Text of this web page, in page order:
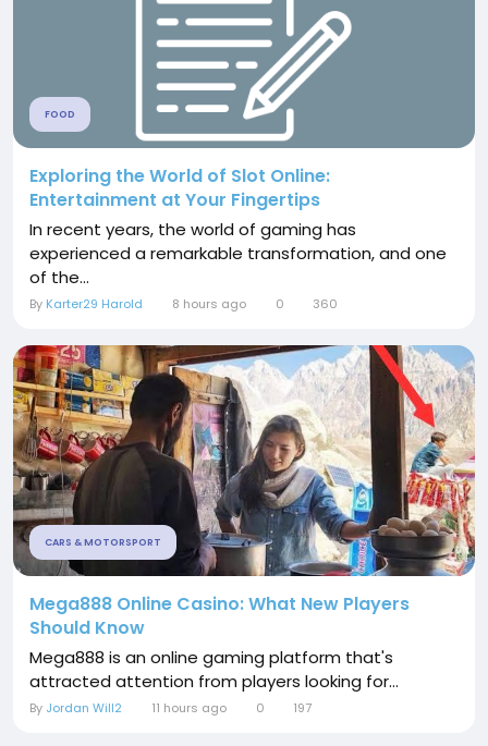
FOOD
Exploring the World of Slot Online:
Entertainment at Your Fingertips
In recent years, the world of gaming has
experienced a remarkable transformation, and one
of the...
By Karter29 Harold 8 hours ago 0 360
CARS & MOTORSPORT
Mega888 Online Casino: What New Players
Should Know
Mega888 is an online gaming platform that's
attracted attention from players looking for...
By Jordan Will2 11 hours ago 0 197